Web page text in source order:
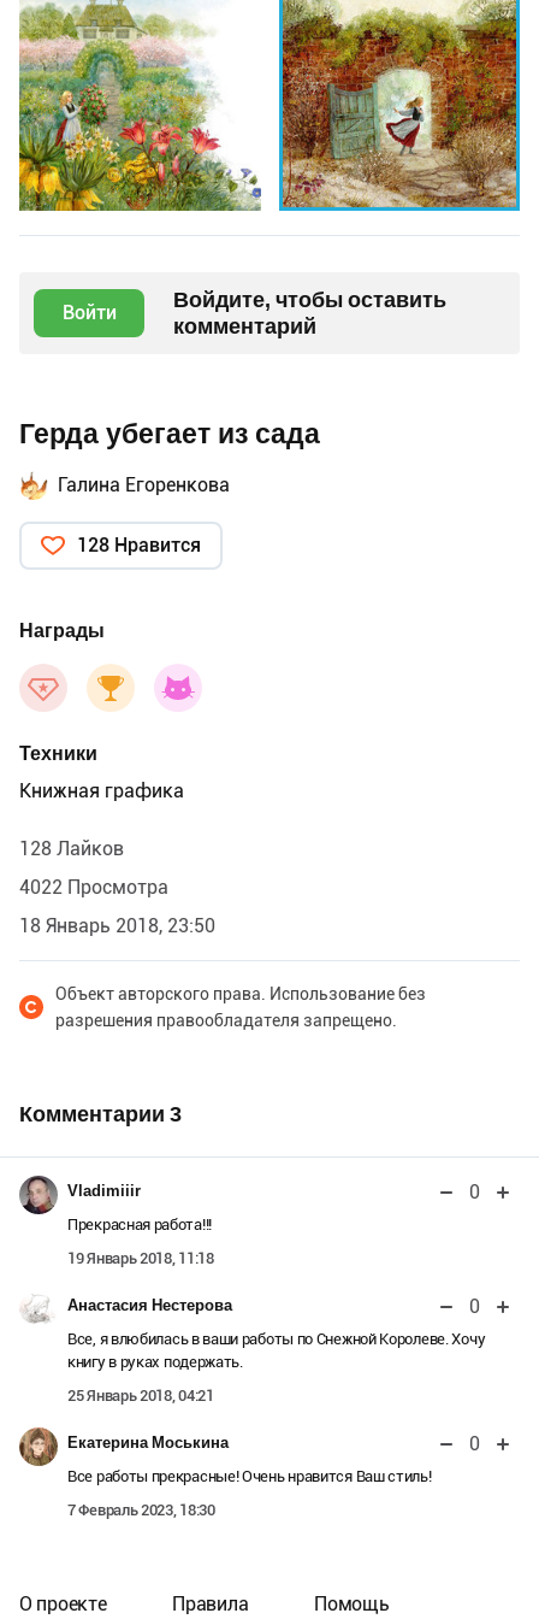
Войти
Войдите, чтобы оставить
комментарий
Герда убегает из сада
Галина Егоренкова
128 Нравится
Награды
Техники
Книжная графика
128 Лайков
4022 Просмотра
18 Январь 2018, 23:50
Объект авторского права. Использование без
разрешения правообладателя запрещено.
Комментарии 3
Vladimiiir 0
Прекрасная работа!!!
19 Январь 2018, 11:18
Анастасия Нестерова 0
Все, я влюбилась в ваши работы по Снежной Королеве. Хочу
книгу в руках подержать.
25 Январь 2018, 04:21
Екатерина Моськина 0
Все работы прекрасные! Очень нравится Ваш стиль!
7 Февраль 2023, 18:30
О проекте Правила Помощь